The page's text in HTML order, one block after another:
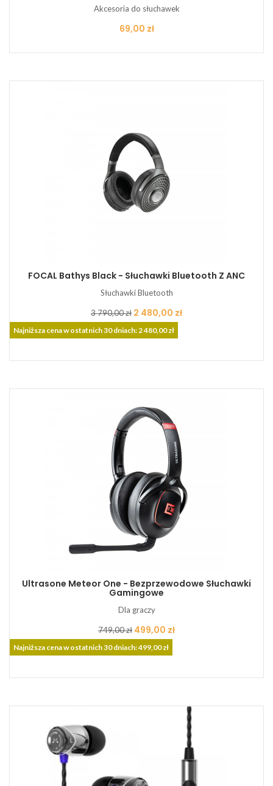
Akcesoria do słuchawek
Cena
69,00 zł
FOCAL Bathys Black - Słuchawki Bluetooth Z ANC
Słuchawki Bluetooth
Cena
podstawowa
3 790,00 zł Cena
2 480,00 zł
Najniższa cena w ostatnich 30 dniach: 2 480,00 zł
Ultrasone Meteor One - Bezprzewodowe Słuchawki
Gamingowe
Dla graczy
Cena
podstawowa
749,00 zł Cena
499,00 zł
Najniższa cena w ostatnich 30 dniach: 499,00 zł